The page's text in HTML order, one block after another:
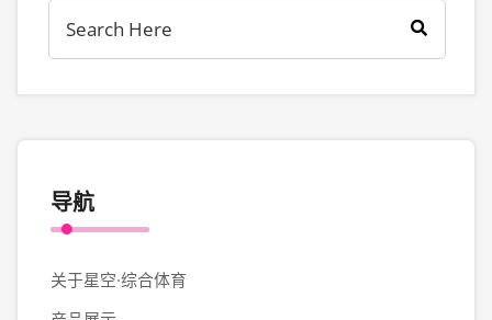
导航
关于星空·综合体育